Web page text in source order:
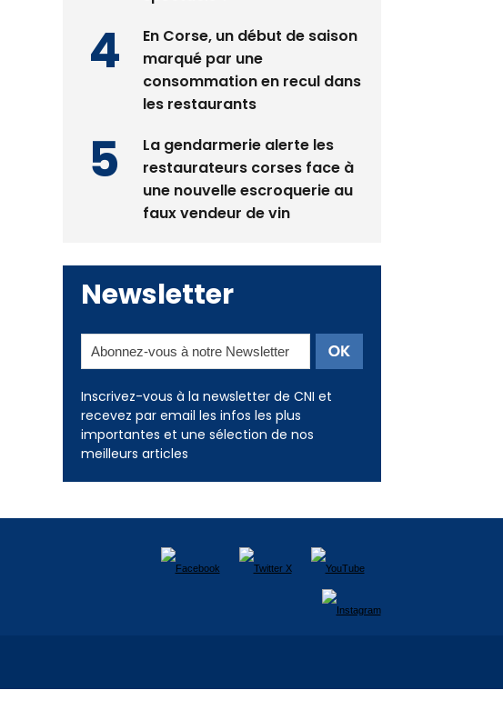
En Corse, un début de saison
marqué par une
consommation en recul dans
les restaurants
La gendarmerie alerte les
restaurateurs corses face à
une nouvelle escroquerie au
faux vendeur de vin
Newsletter
Inscrivez-vous à la newsletter de CNI et
recevez par email les infos les plus
importantes et une sélection de nos
meilleurs articles